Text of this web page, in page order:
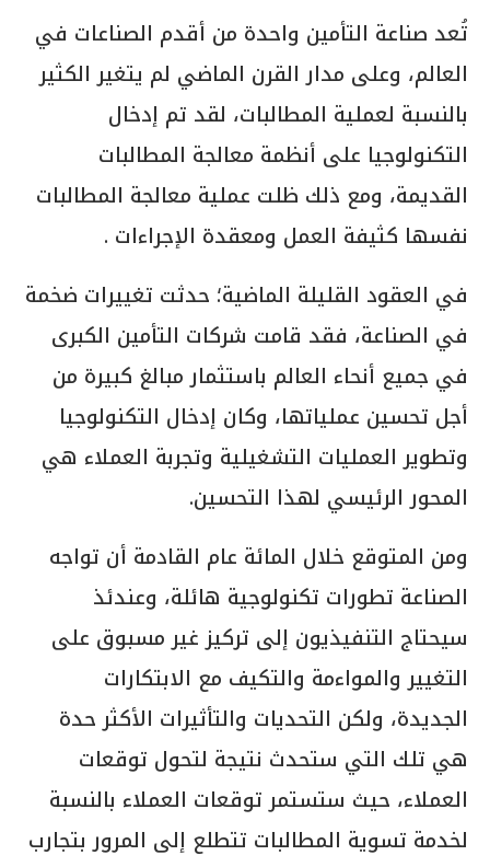
تُعد صناعة التأمين واحدة من أقدم الصناعات في
العالم، وعلى مدار القرن الماضي لم يتغير الكثير
بالنسبة لعملية المطالبات، لقد تم إدخال
التكنولوجيا على أنظمة معالجة المطالبات
القديمة، ومع ذلك ظلت عملية معالجة المطالبات
نفسها كثيفة العمل ومعقدة الإجراءات .
في العقود القليلة الماضية؛ حدثت تغييرات ضخمة
في الصناعة، فقد قامت شركات التأمين الكبرى
في جميع أنحاء العالم باستثمار مبالغ كبيرة من
أجل تحسين عملياتها، وكان إدخال التكنولوجيا
وتطوير العمليات التشغيلية وتجربة العملاء هي
المحور الرئيسي لهذا التحسين.
ومن المتوقع خلال المائة عام القادمة أن تواجه
الصناعة تطورات تكنولوجية هائلة، وعندئذ
سيحتاج التنفيذيون إلى تركيز غير مسبوق على
التغيير والمواءمة والتكيف مع الابتكارات
الجديدة، ولكن التحديات والتأثيرات الأكثر حدة
هي تلك التي ستحدث نتيجة لتحول توقعات
العملاء، حيث ستستمر توقعات العملاء بالنسبة
لخدمة تسوية المطالبات تتطلع إلى المرور بتجارب